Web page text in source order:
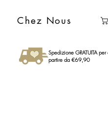
Chez Nous
Spedizione GRATUITA
partire da €69,90